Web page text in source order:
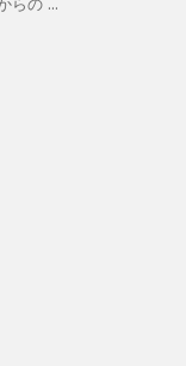
らの ...